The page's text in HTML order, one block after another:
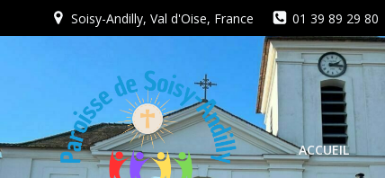
au
Soisy-Andilly, Val d'Oise, France 01 39 89 29 80
ACCUEIL